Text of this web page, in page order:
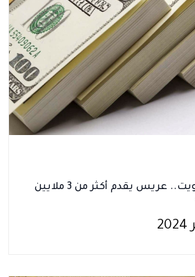
الأعلى في تاريخ الكويت.. عريس يقدم أكثر من 3 ملايين